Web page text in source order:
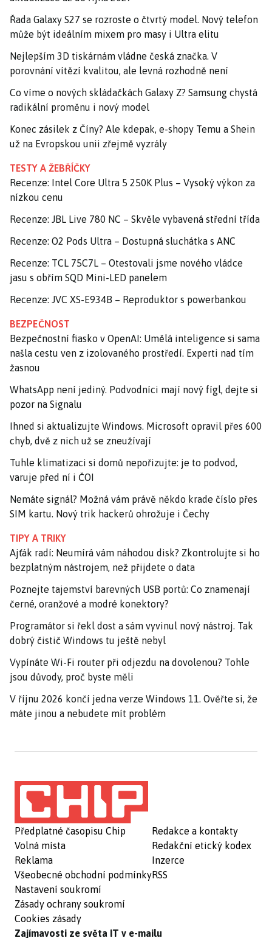
Řada Galaxy S27 se rozroste o čtvrtý model. Nový telefon
může být ideálním mixem pro masy i Ultra elitu
Nejlepším 3D tiskárnám vládne česká značka. V
porovnání vítězí kvalitou, ale levná rozhodně není
Co víme o nových skládačkách Galaxy Z? Samsung chystá
radikální proměnu i nový model
Konec zásilek z Číny? Ale kdepak, e-shopy Temu a Shein
už na Evropskou unii zřejmě vyzrály
TESTY A ŽEBŘÍČKY
Recenze: Intel Core Ultra 5 250K Plus – Vysoký výkon za
nízkou cenu
Recenze: JBL Live 780 NC – Skvěle vybavená střední třída
Recenze: O2 Pods Ultra – Dostupná sluchátka s ANC
Recenze: TCL 75C7L – Otestovali jsme nového vládce
jasu s obřím SQD Mini-LED panelem
Recenze: JVC XS-E934B – Reproduktor s powerbankou
BEZPEČNOST
Bezpečnostní fiasko v OpenAI: Umělá inteligence si sama
našla cestu ven z izolovaného prostředí. Experti nad tím
žasnou
WhatsApp není jediný. Podvodníci mají nový fígl, dejte si
pozor na Signalu
Ihned si aktualizujte Windows. Microsoft opravil přes 600
chyb, dvě z nich už se zneužívají
Tuhle klimatizaci si domů nepořizujte: je to podvod,
varuje před ní i ČOI
Nemáte signál? Možná vám právě někdo krade číslo přes
SIM kartu. Nový trik hackerů ohrožuje i Čechy
TIPY A TRIKY
Ajťák radí: Neumírá vám náhodou disk? Zkontrolujte si ho
bezplatným nástrojem, než přijdete o data
Poznejte tajemství barevných USB portů: Co znamenají
černé, oranžové a modré konektory?
Programátor si řekl dost a sám vyvinul nový nástroj. Tak
dobrý čistič Windows tu ještě nebyl
Vypínáte Wi-Fi router při odjezdu na dovolenou? Tohle
jsou důvody, proč byste měli
V říjnu 2026 končí jedna verze Windows 11. Ověřte si, že
máte jinou a nebudete mít problém
Předplatné časopisu Chip
Volná místa
Reklama
Všeobecné obchodní podmínky
Nastavení soukromí
Zásady ochrany soukromí
Cookies zásady
Redakce a kontakty
Redakční etický kodex
Inzerce
RSS
Zajímavosti ze světa IT v e-mailu